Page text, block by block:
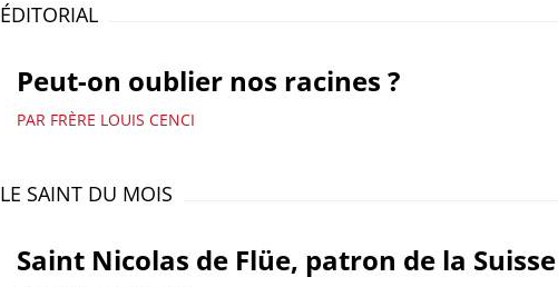
ÉDITORIAL
Peut-on oublier nos racines ?
PAR FRÈRE LOUIS CENCI
LE SAINT DU MOIS
Saint Nicolas de Flüe, patron de la Suisse